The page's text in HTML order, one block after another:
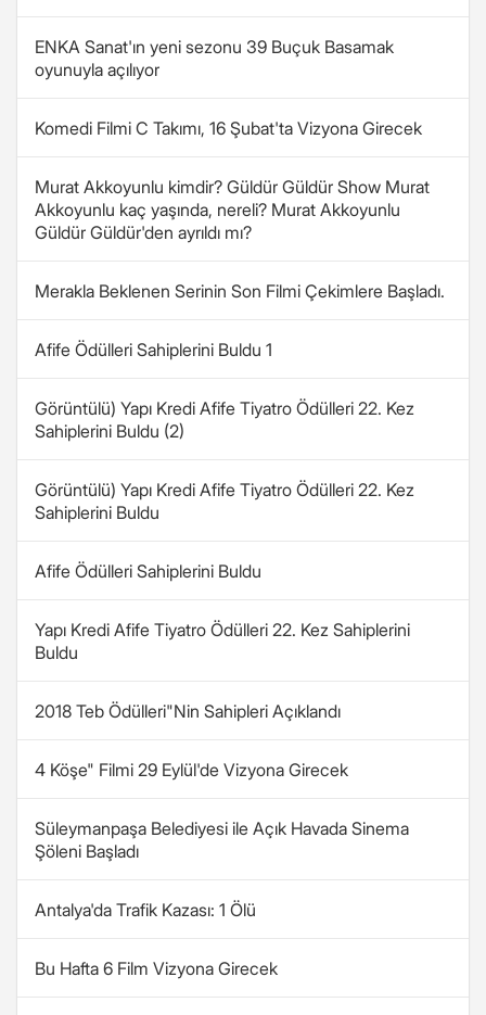
ENKA Sanat'ın yeni sezonu 39 Buçuk Basamak
oyunuyla açılıyor
Komedi Filmi C Takımı, 16 Şubat'ta Vizyona Girecek
Murat Akkoyunlu kimdir? Güldür Güldür Show Murat
Akkoyunlu kaç yaşında, nereli? Murat Akkoyunlu
Güldür Güldür'den ayrıldı mı?
Merakla Beklenen Serinin Son Filmi Çekimlere Başladı.
Afife Ödülleri Sahiplerini Buldu 1
Görüntülü) Yapı Kredi Afife Tiyatro Ödülleri 22. Kez
Sahiplerini Buldu (2)
Görüntülü) Yapı Kredi Afife Tiyatro Ödülleri 22. Kez
Sahiplerini Buldu
Afife Ödülleri Sahiplerini Buldu
Yapı Kredi Afife Tiyatro Ödülleri 22. Kez Sahiplerini
Buldu
2018 Teb Ödülleri"Nin Sahipleri Açıklandı
4 Köşe" Filmi 29 Eylül'de Vizyona Girecek
Süleymanpaşa Belediyesi ile Açık Havada Sinema
Şöleni Başladı
Antalya'da Trafik Kazası: 1 Ölü
Bu Hafta 6 Film Vizyona Girecek